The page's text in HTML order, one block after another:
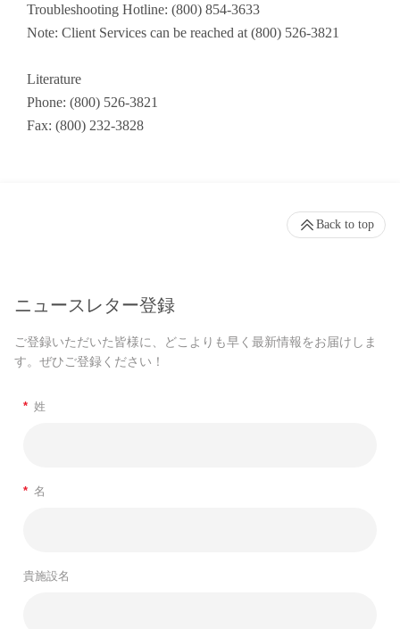
Troubleshooting Hotline: (800) 854-3633
Note: Client Services can be reached at (800) 526-3821
Literature
Phone: (800) 526-3821
Fax: (800) 232-3828
ニュースレター登録
ご登録いただいた皆様に、どこよりも早く最新情報をお届けしま
す。ぜひご登録ください！
* 姓
* 名
貴施設名
Back to top